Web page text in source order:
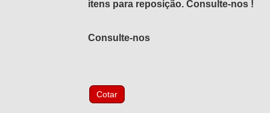
itens para reposição. Consulte-nos !
Consulte-nos